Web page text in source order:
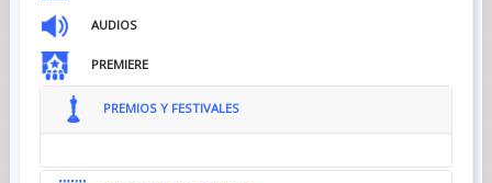
AUDIOS
PREMIERE
PREMIOS Y FESTIVALES